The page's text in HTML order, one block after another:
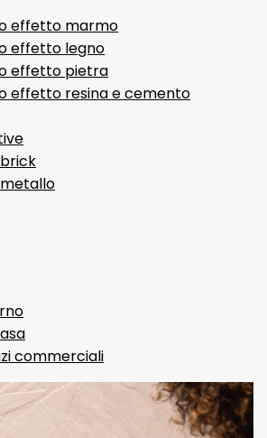
effetto marmo
effetto legno
effetto pietra
effetto resina e cemento
commerciali